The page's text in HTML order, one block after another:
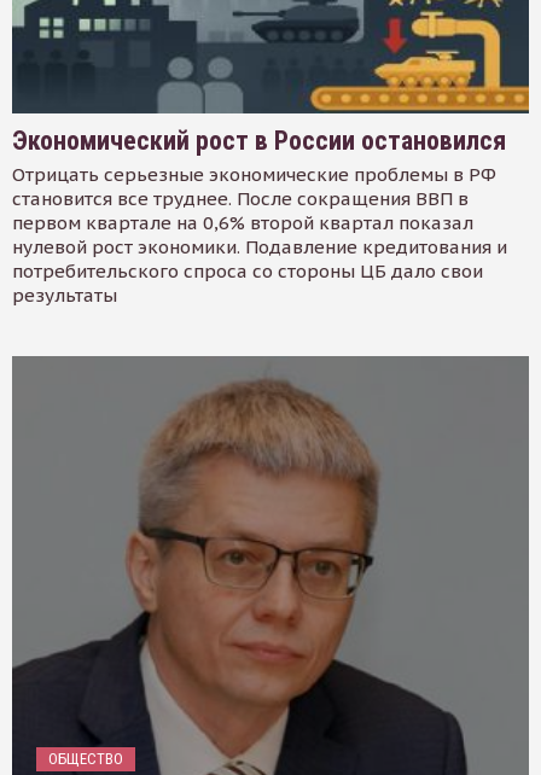
Экономический рост в России остановился
Отрицать серьезные экономические проблемы в РФ
становится все труднее. После сокращения ВВП в
первом квартале на 0,6% второй квартал показал
нулевой рост экономики. Подавление кредитования и
потребительского спроса со стороны ЦБ дало свои
результаты
ОБЩЕСТВО